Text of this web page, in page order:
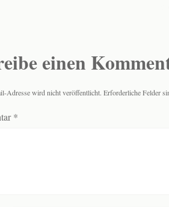
einen
Adresse wird nicht veröffentlicht. Erforderliche Felder
*